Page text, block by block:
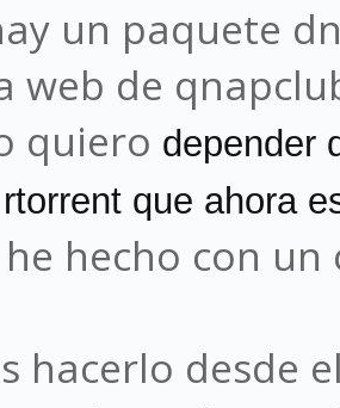
un paquete
web de
quiero depender
que ahora
hecho con
hacerlo desde